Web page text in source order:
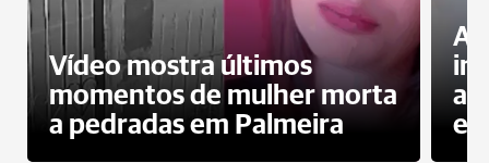
Vídeo mostra últimos
momentos de mulher morta
a pedradas em Palmeira